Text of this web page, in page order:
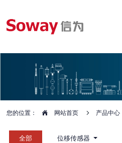
您的位置： 网站首页 产品中心
全部 位移传感器